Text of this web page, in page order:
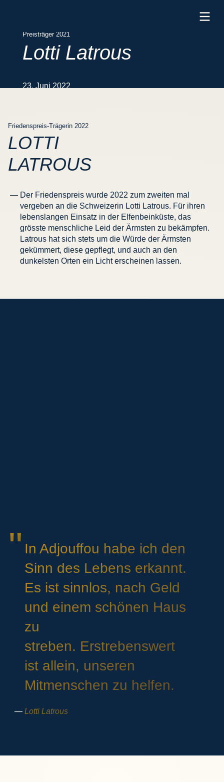
Preisträger 2021
Lotti Latrous
23. Juni 2022
Friedenspreis-Trägerin 2022
LOTTI
LATROUS
Der Friedenspreis wurde 2022 zum zweiten mal
vergeben an die Schweizerin Lotti Latrous. Für ihren
lebenslangen Einsatz in der Elfenbeinküste, das
grösste menschliche Leid der Ärmsten zu bekämpfen.
Latrous hat sich stets um die Würde der Ärmsten
gekümmert, diese gepflegt, und auch an den
dunkelsten Orten ein Licht erscheinen lassen.
In Adjouffou habe ich den
Sinn des Lebens erkannt.
Es ist sinnlos, nach Geld
und einem schönen Haus
zu
streben. Erstrebenswert
ist allein, unseren
Mitmenschen zu helfen.
Lotti Latrous